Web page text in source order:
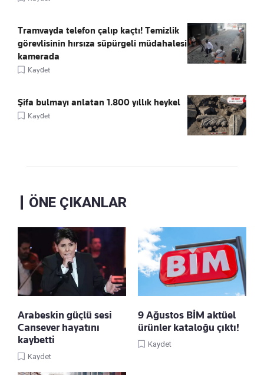
Tramvayda telefon çalıp kaçtı! Temizlik
görevlisinin hırsıza süpürgeli müdahalesi
kamerada
Kaydet
Şifa bulmayı anlatan 1.800 yıllık heykel
Kaydet
ÖNE ÇIKANLAR
Arabeskin güçlü sesi
Cansever hayatını
kaybetti
Kaydet
9 Ağustos BİM aktüel
ürünler kataloğu çıktı!
Kaydet